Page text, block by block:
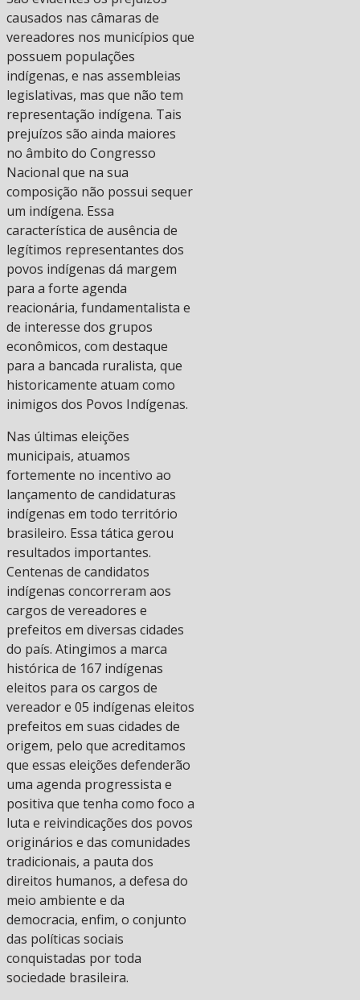
causados nas câmaras de
vereadores nos municípios que
possuem populações
indígenas, e nas assembleias
legislativas, mas que não tem
representação indígena. Tais
prejuízos são ainda maiores
no âmbito do Congresso
Nacional que na sua
composição não possui sequer
um indígena. Essa
característica de ausência de
legítimos representantes dos
povos indígenas dá margem
para a forte agenda
reacionária, fundamentalista e
de interesse dos grupos
econômicos, com destaque
para a bancada ruralista, que
historicamente atuam como
inimigos dos Povos Indígenas.
Nas últimas eleições
municipais, atuamos
fortemente no incentivo ao
lançamento de candidaturas
indígenas em todo território
brasileiro. Essa tática gerou
resultados importantes.
Centenas de candidatos
indígenas concorreram aos
cargos de vereadores e
prefeitos em diversas cidades
do país. Atingimos a marca
histórica de 167 indígenas
eleitos para os cargos de
vereador e 05 indígenas eleitos
prefeitos em suas cidades de
origem, pelo que acreditamos
que essas eleições defenderão
uma agenda progressista e
positiva que tenha como foco a
luta e reivindicações dos povos
originários e das comunidades
tradicionais, a pauta dos
direitos humanos, a defesa do
meio ambiente e da
democracia, enfim, o conjunto
das políticas sociais
conquistadas por toda
sociedade brasileira.